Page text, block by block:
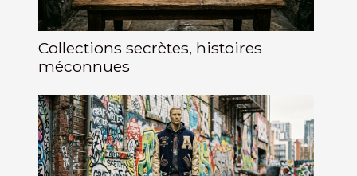
Collections secrètes, histoires
méconnues